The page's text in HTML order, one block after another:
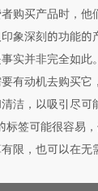
购买产品时，他
象深刻的功能的
实并非完全如此。
有动机去购买它
洁，以吸引尽可
标签可能很容易
限，也可以在无